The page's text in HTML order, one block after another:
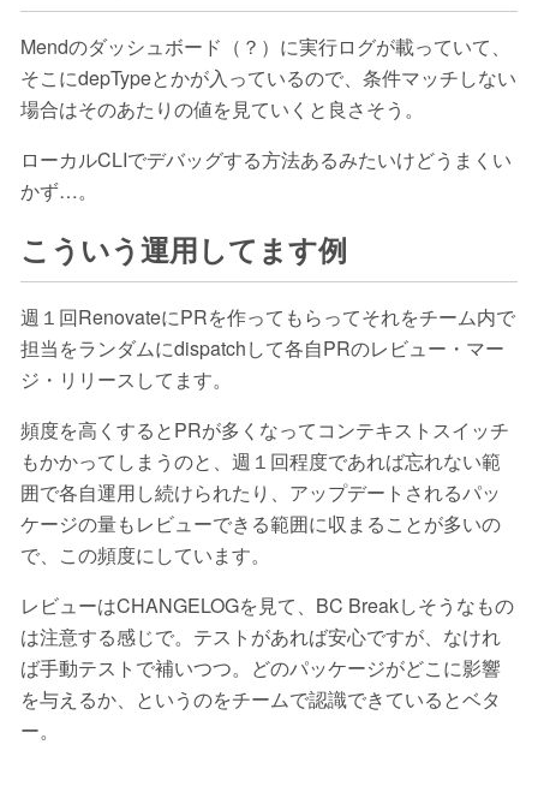
Mendのダッシュボード（？）に実行ログが載っていて、
そこにdepTypeとかが入っているので、条件マッチしない
場合はそのあたりの値を見ていくと良さそう。
ローカルCLIでデバッグする方法あるみたいけどうまくい
かず…。
こういう運用してます例
週１回RenovateにPRを作ってもらってそれをチーム内で
担当をランダムにdispatchして各自PRのレビュー・マー
ジ・リリースしてます。
頻度を高くするとPRが多くなってコンテキストスイッチ
もかかってしまうのと、週１回程度であれば忘れない範
囲で各自運用し続けられたり、アップデートされるパッ
ケージの量もレビューできる範囲に収まることが多いの
で、この頻度にしています。
レビューはCHANGELOGを見て、BC Breakしそうなもの
は注意する感じで。テストがあれば安心ですが、なけれ
ば手動テストで補いつつ。どのパッケージがどこに影響
を与えるか、というのをチームで認識できているとベタ
ー。